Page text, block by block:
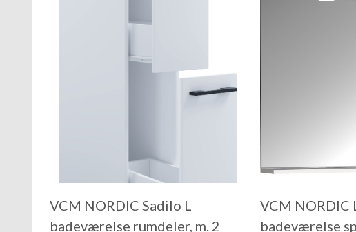
VCM NORDIC Sadilo L
badeværelse rumdeler, m. 2
VCM NORDIC
badeværelse